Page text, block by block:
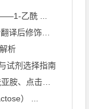
乙酰 ...
析
试剂选择指南
） ...